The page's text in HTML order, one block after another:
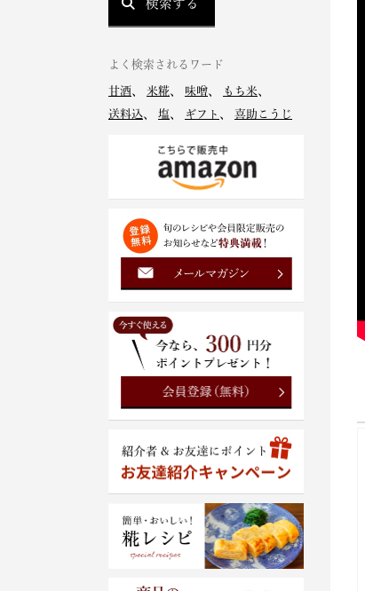
検索する
よく検索されるワード
甘酒 米糀 味噌 もち米
送料込
塩 ギフト 喜助こうじ